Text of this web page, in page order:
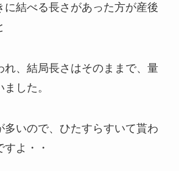
に結べる長さがあった方が産後
れ、結局長さはそのままで、量
した。
多いので、ひたすらすいて貰わ
よ・・